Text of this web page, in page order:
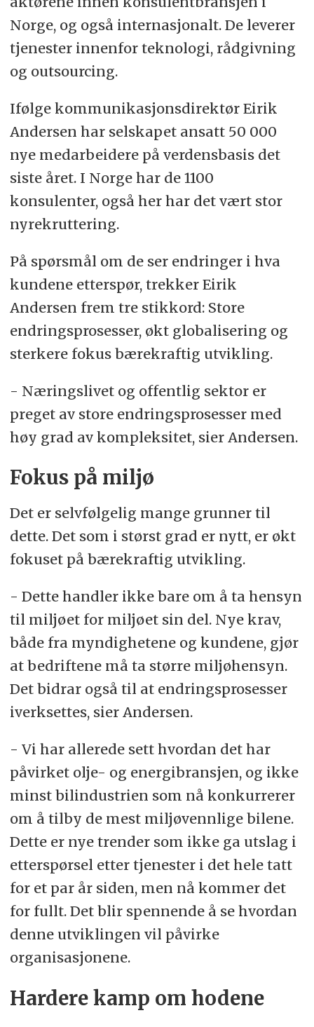
Norge, og også internasjonalt. De leverer
tjenester innenfor teknologi, rådgivning
og outsourcing.
Ifølge kommunikasjonsdirektør Eirik
Andersen har selskapet ansatt 50 000
nye medarbeidere på verdensbasis det
siste året. I Norge har de 1100
konsulenter, også her har det vært stor
nyrekruttering.
På spørsmål om de ser endringer i hva
kundene etterspør, trekker Eirik
Andersen frem tre stikkord: Store
endringsprosesser, økt globalisering og
sterkere fokus bærekraftig utvikling.
- Næringslivet og offentlig sektor er
preget av store endringsprosesser med
høy grad av kompleksitet, sier Andersen.
Fokus på miljø
Det er selvfølgelig mange grunner til
dette. Det som i størst grad er nytt, er økt
fokuset på bærekraftig utvikling.
- Dette handler ikke bare om å ta hensyn
til miljøet for miljøet sin del. Nye krav,
både fra myndighetene og kundene, gjør
at bedriftene må ta større miljøhensyn.
Det bidrar også til at endringsprosesser
iverksettes, sier Andersen.
- Vi har allerede sett hvordan det har
påvirket olje- og energibransjen, og ikke
minst bilindustrien som nå konkurrerer
om å tilby de mest miljøvennlige bilene.
Dette er nye trender som ikke ga utslag i
etterspørsel etter tjenester i det hele tatt
for et par år siden, men nå kommer det
for fullt. Det blir spennende å se hvordan
denne utviklingen vil påvirke
organisasjonene.
Hardere kamp om hodene